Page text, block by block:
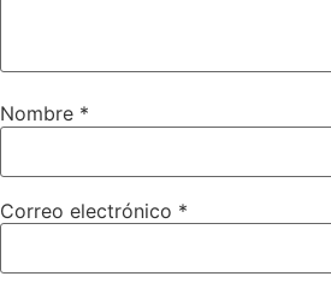
Nombre *
Correo electrónico *